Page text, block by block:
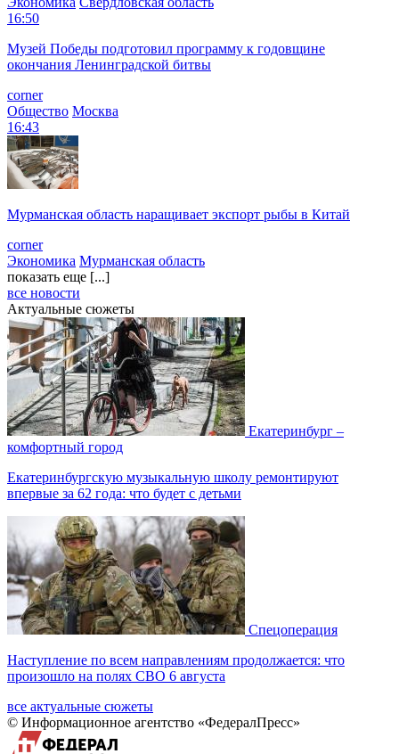
16:50
Музей Победы подготовил программу к годовщине
окончания Ленинградской битвы
corner
Общество Москва
16:43
Мурманская область наращивает экспорт рыбы в Китай
corner
Экономика Мурманская область
показать еще [...]
все новости
Актуальные сюжеты
Екатеринбург –
комфортный город
Екатеринбургскую музыкальную школу ремонтируют
впервые за 62 года: что будет с детьми
Спецоперация
Наступление по всем направлениям продолжается: что
произошло на полях СВО 6 августа
все актуальные сюжеты
© Информационное агентство «ФедералПресс»